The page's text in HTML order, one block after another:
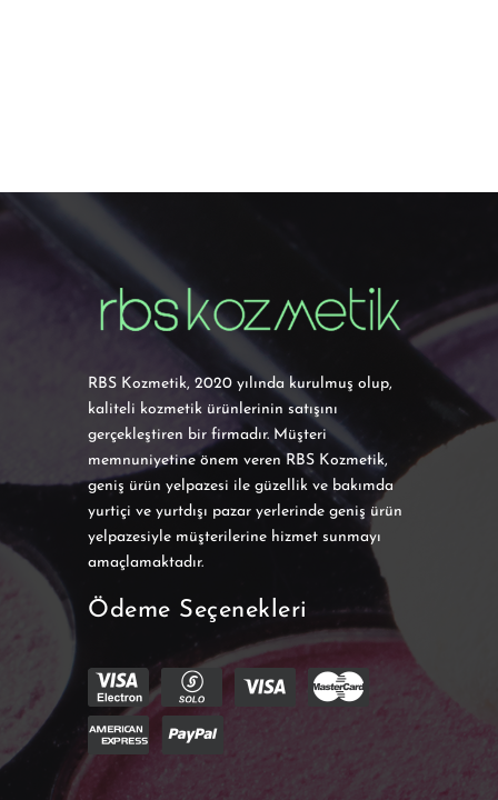
RBS Kozmetik, 2020 yılında kurulmuş olup,
kaliteli kozmetik ürünlerinin satışını
gerçekleştiren bir firmadır. Müşteri
memnuniyetine önem veren RBS Kozmetik,
geniş ürün yelpazesi ile güzellik ve bakımda
yurtiçi ve yurtdışı pazar yerlerinde geniş ürün
yelpazesiyle müşterilerine hizmet sunmayı
amaçlamaktadır.
Ödeme Seçenekleri